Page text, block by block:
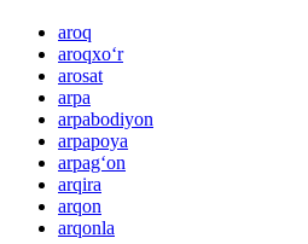
aroq
aroqxo‘r
arosat
arpa
arpabodiyon
arpapoya
arpag‘on
arqira
arqon
arqonla